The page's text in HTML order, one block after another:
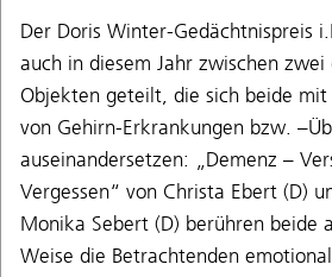
Der Doris Winter-Gedächtnispreis
auch in diesem Jahr zwischen
Objekten geteilt, die sich beide
von Gehirn-Erkrankungen bzw.
auseinandersetzen: „Demenz –
Vergessen“ von Christa Ebert (D)
Monika Sebert (D) berühren beide
Weise die Betrachtenden